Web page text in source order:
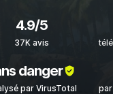
4.9/5
37K avis
danger
par VirusTotal